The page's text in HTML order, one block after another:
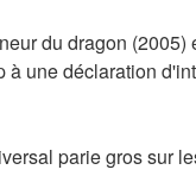
du dragon
une déclaration
parie gros sur